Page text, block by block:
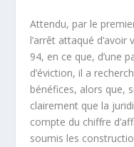
Attendu, par le
l’arrêt attaqué d’avoir
94, en ce que, d’une
d’éviction, il a
bénéfices, alors que,
clairement que la
compte du chiffre
soumis les